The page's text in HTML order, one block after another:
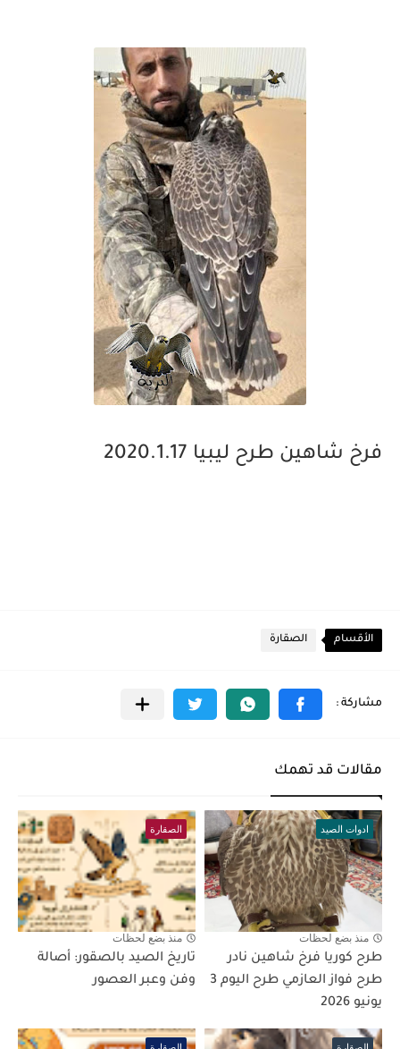
فرخ شاهين طرح ليبيا 2020.1.17
الأقسام الصقارة
مقالات قد تهمك
ادوات الصيد
منذ بضع لحظات
طرح كوريا فرخ شاهين نادر
طرح فواز العازمي طرح اليوم 3
يونيو 2026
الصقارة
منذ بضع لحظات
تاريخ الصيد بالصقور: أصالة
وفن وعبر العصور